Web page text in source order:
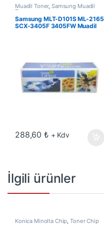
Muadil Toner,Samsung Muadil
Toner
Samsung MLT-D101S ML-2165
SCX-3405F 3405FW Muadil
288,60₺ + Kdv
İlgili ürünler
Konica Minolta Chip ,Toner Chip